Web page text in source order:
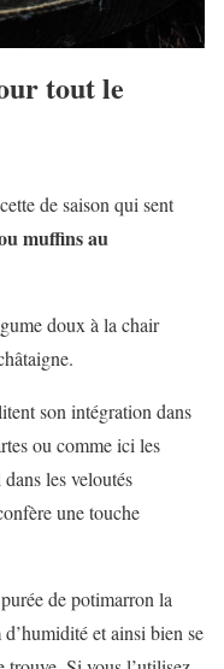
tout le
de saison qui sent
muffins au
doux à la chair
son intégration dans
ou comme ici les
les veloutés
une touche
de potimarron la
et ainsi bien se